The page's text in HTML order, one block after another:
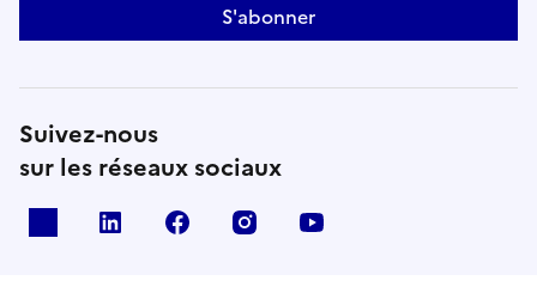
S'abonner
Suivez-nous
sur les réseaux sociaux
linkedin facebook instagram